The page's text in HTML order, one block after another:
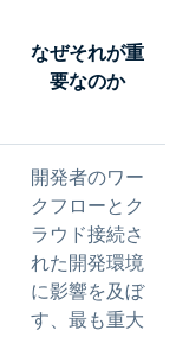
なぜそれが重
要なのか
開発者のワー
クフローとク
ラウド接続さ
れた開発環境
に影響を及ぼ
す、最も重大